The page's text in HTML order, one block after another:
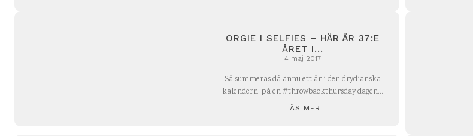
ORGIE I SELFIES – HÄR ÄR 37:E
ÅRET I...
4 maj 2017
Så summeras då ännu ett år i den drydianska
kalendern, på en #throwbackthursday dagen...
LÄS MER